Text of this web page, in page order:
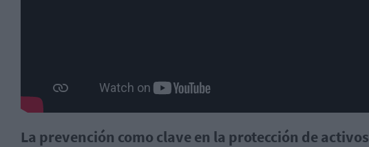
La prevención como clave en la protección de activos